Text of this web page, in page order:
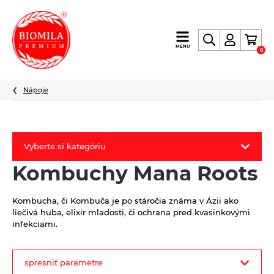
výroba
a
nielen
MENU
0
Nápoje
Vyberte si kategóriu
Biomila produkty
Letný Biomilatip 18% zľava
Špaldové výrobky
Kombuchy Mana Roots
Kombucha, či Kombuča je po stáročia známa v Ázii ako
liečivá huba, elixír mladosti, či ochrana pred kvasinkovými
infekciami.
filter
spresniť parametre